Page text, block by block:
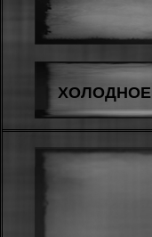
ХОЛОДНОЕ